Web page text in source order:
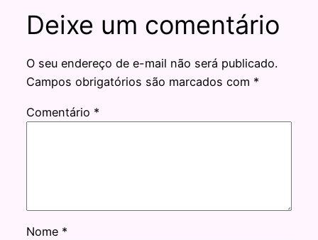
Deixe um comentário
O seu endereço de e-mail não será publicado.
Campos obrigatórios são marcados com *
Comentário *
Nome *